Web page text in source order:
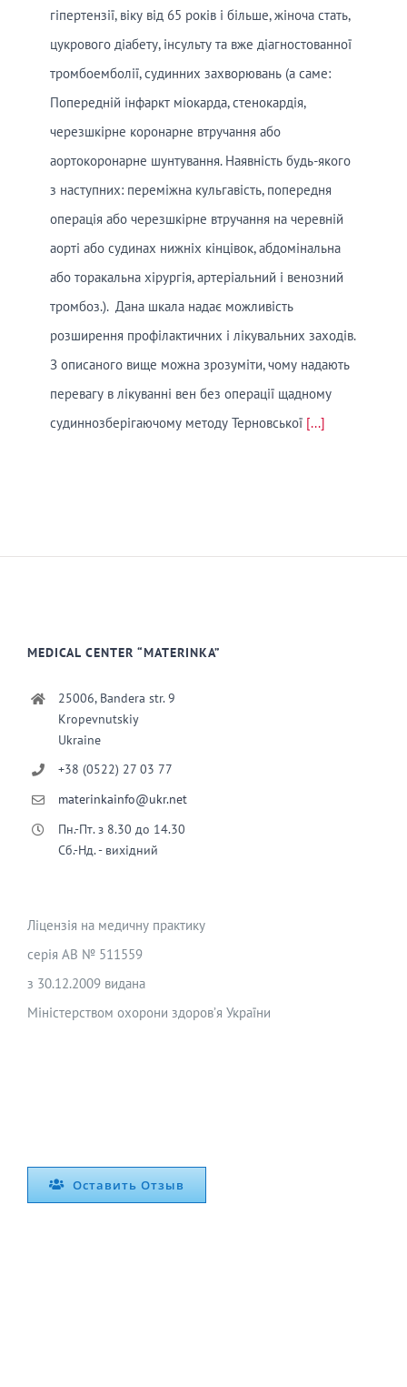
гіпертензії, віку від 65 років і більше, жіноча стать,
цукрового діабету, інсульту та вже діагностованної
тромбоемболії, судинних захворювань (а саме:
Попередній інфаркт міокарда, стенокардія,
черезшкірне коронарне втручання або
аортокоронарне шунтування. Наявність будь-якого
з наступних: переміжна кульгавість, попередня
операція або черезшкірне втручання на черевній
аорті або судинах нижніх кінцівок, абдомінальна
або торакальна хірургія, артеріальний і венозний
тромбоз.). Дана шкала надає можливість
розширення профілактичних і лікувальних заходів.
З описаного вище можна зрозуміти, чому надають
перевагу в лікуванні вен без операції щадному
судиннозберігаючому методу Терновської [...]
MEDICAL CENTER “MATERINKA”
25006, Bandera str. 9
Kropevnutskiy
Ukraine
+38 (0522) 27 03 77
materinkainfo@ukr.net
Пн.-Пт. з 8.30 до 14.30
Сб.-Нд. - вихідний
Ліцензія на медичну практику
серія АВ № 511559
з 30.12.2009 видана
Міністерством охорони здоров’я України
Оставить Отзыв